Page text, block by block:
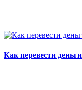
Как перевести